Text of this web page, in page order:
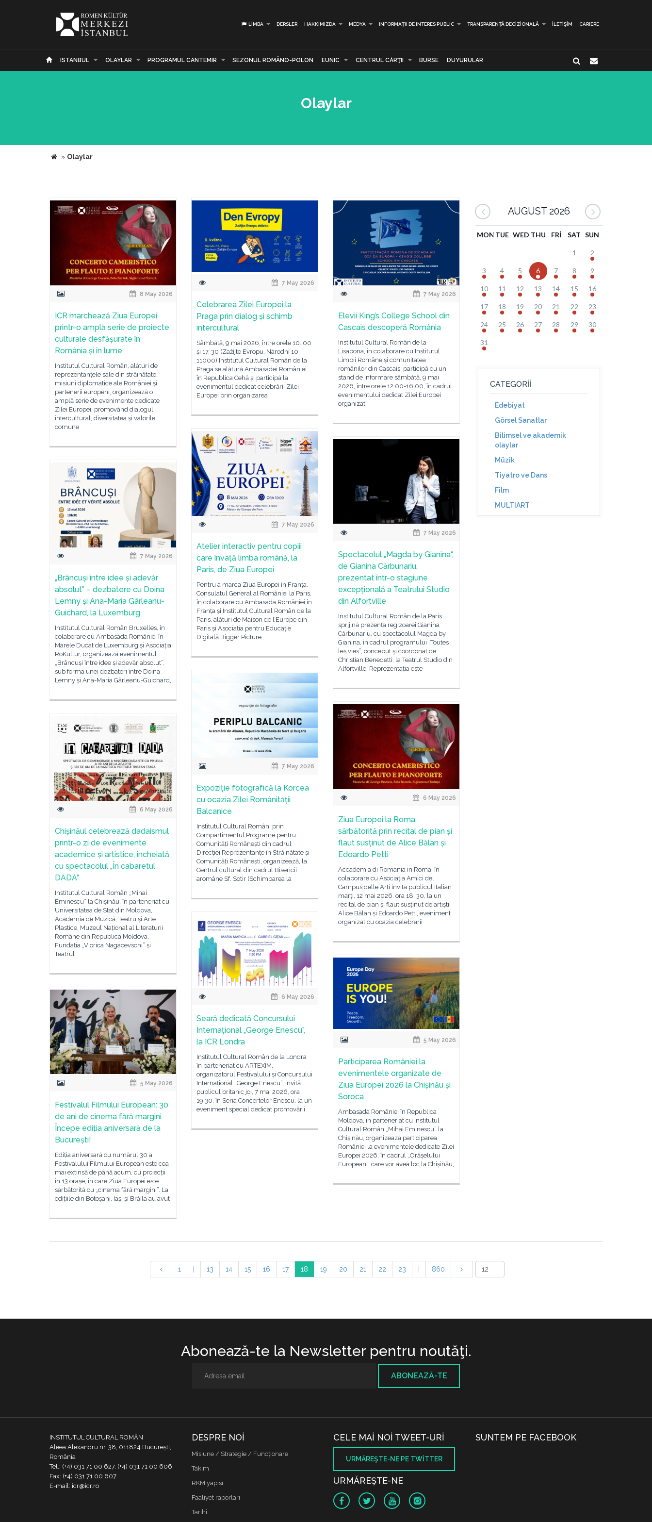
LIMBA DERSLER HAKKIMIZDA MEDYA INFORMAȚII DE INTERES PUBLIC TRANSPARENȚĂ DECIZIONALĂ İLETIŞIM CARIERE
ISTANBUL OLAYLAR PROGRAMUL CANTEMIR SEZONUL ROMÂNO-POLON EUNIC CENTRUL CĂRŢII BURSE DUYURULAR
Olaylar
» Olaylar
8 May 2026
ICR marchează Ziua Europei
printr-o amplă serie de proiecte
culturale desfășurate în
România și în lume
Institutul Cultural Român, alături de
reprezentanțele sale din străinătate,
misiuni diplomatice ale României și
partenerii europeni, organizează o
amplă serie de evenimente dedicate
Zilei Europei, promovând dialogul
intercultural, diversitatea și valorile
comune
7 May 2026
Celebrarea Zilei Europei la
Praga prin dialog și schimb
intercultural
Sâmbătă, 9 mai 2026, între orele 10. 00
și 17. 30 (Zažijte Evropu, Národní 10,
11000),Institutul Cultural Român de la
Praga se alătură Ambasadei României
în Republica Cehă și participă la
evenimentul dedicat celebrării Zilei
Europei prin organizarea
7 May 2026
Elevii King’s College School din
Cascais descoperă România
Institutul Cultural Român de la
Lisabona, în colaborare cu Institutul
Limbii Române și comunitatea
românilor din Cascais, participă cu un
stand de informare sâmbătă, 9 mai
2026, între orele 12:00-16:00, în cadrul
evenimentului dedicat Zilei Europei
organizat
7 May 2026
Atelier interactiv pentru copiii
care învață limba română, la
Paris, de Ziua Europei
Pentru a marca Ziua Europei în Franța,
Consulatul General al României la Paris,
în colaborare cu Ambasada României în
Franța și Institutul Cultural Român de la
Paris, alături de Maison de l’Europe din
Paris și Asociația pentru Educație
Digitală Bigger Picture
7 May 2026
Spectacolul „Magda by Gianina“,
de Gianina Cărbunariu,
prezentat într-o stagiune
excepţională a Teatrului Studio
din Alfortville
Institutul Cultural Român de la Paris
sprijină prezența regizoarei Gianina
Cărbunariu, cu spectacolul Magda by
Gianina, în cadrul programului „Toutes
les vies”, conceput şi coordonat de
Christian Benedetti, la Teatrul Studio din
Alfortville. Reprezentația este
7 May 2026
„Brâncuși între idee și adevăr
absolut” – dezbatere cu Doina
Lemny și Ana-Maria Gârleanu-
Guichard, la Luxemburg
Institutul Cultural Român Bruxelles, în
colaborare cu Ambasada României în
Marele Ducat de Luxemburg și Asociația
RoKultur, organizează evenimentul
„Brâncuși între idee și adevăr absolut”,
sub forma unei dezbateri între Doina
Lemny și Ana-Maria Gârleanu-Guichard,
7 May 2026
Expoziție fotografică la Korcea
cu ocazia Zilei Românității
Balcanice
Institutul Cultural Român, prin
Compartimentul Programe pentru
Comunități Românești din cadrul
Direcției Reprezentanțe în Străinătate și
Comunități Românești, organizează, la
Centrul cultural din cadrul Bisericii
aromâne Sf. Sotir (Schimbarea la
6 May 2026
Ziua Europei la Roma,
sărbătorită prin recital de pian și
flaut susținut de Alice Bălan și
Edoardo Petti
Accademia di Romania in Roma, în
colaborare cu Asociația Amici del
Campus delle Arti invită publicul italian
marți, 12 mai 2026, ora 18. 30, la un
recital de pian și flaut susținut de artiștii
Alice Bălan și Edoardo Petti, eveniment
organizat cu ocazia celebrării
6 May 2026
Chișinăul celebrează dadaismul
printr-o zi de evenimente
academice și artistice, încheiată
cu spectacolul „În cabaretul
DADA”
Institutul Cultural Român „Mihai
Eminescu” la Chișinău, în parteneriat cu
Universitatea de Stat din Moldova,
Academia de Muzică, Teatru și Arte
Plastice, Muzeul Național al Literaturii
Române din Republica Moldova,
Fundația „Viorica Nagacevschi” și
Teatrul
6 May 2026
Seară dedicată Concursului
Internațional „George Enescu”,
la ICR Londra
Institutul Cultural Român de la Londra
în parteneriat cu ARTEXIM,
organizatorul Festivalului și Concursului
Internațional „George Enescu”, invită
publicul britanic joi, 7 mai 2026, ora
19:30, în Seria Concertelor Enescu, la un
eveniment special dedicat promovării
5 May 2026
Participarea României la
evenimentele organizate de
Ziua Europei 2026 la Chișinău și
Soroca
Ambasada României în Republica
Moldova, în parteneriat cu Institutul
Cultural Român „Mihai Eminescu” la
Chișinău, organizează participarea
României la evenimentele dedicate Zilei
Europei 2026, în cadrul „Orășelului
European”, care vor avea loc la Chișinău,
5 May 2026
Festivalul Filmului European: 30
de ani de cinema fără margini
Începe ediția aniversară de la
București!
Ediția aniversară cu numărul 30 a
Festivalului Filmului European este cea
mai extinsă de până acum, cu proiecții
în 13 orașe, în care Ziua Europei este
sărbătorită cu „cinema fără margini”. La
edițiile din Botoșani, Iași și Brăila au avut
AUGUST 2026
MON TUE WED THU FRI SAT SUN
1 2
3 4 5 6 7 8 9
10 11 12 13 14 15 16
17 18 19 20 21 22 23
24 25 26 27 28 29 30
31
CATEGORII
Edebiyat
Görsel Sanatlar
Bilimsel ve akademik
olaylar
Müzik
Tiyatro ve Dans
Film
MULTIART
1 13 14 15 16 17 18 19 20 21 22 23 860
Abonează-te la Newsletter pentru noutăţi.
ABONEAZĂ-TE
INSTITUTUL CULTURAL ROMÂN
Aleea Alexandru nr. 38, 011824 București,
România
Tel.: (+4) 031 71 00 627, (+4) 031 71 00 606
Fax: (+4) 031 71 00 607
E-mail: icr@icr.ro
DESPRE NOI
Misiune / Strategie / Funcţionare
Takım
RKM yapısı
Faaliyet raporları
Tarihi
CELE MAI NOI TWEET-URI
URMĂREŞTE-NE PE TWITTER
URMĂREŞTE-NE
SUNTEM PE FACEBOOK